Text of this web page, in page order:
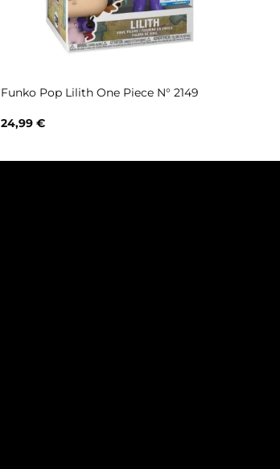
Funko Pop Lilith One Piece N° 2149
24,99 €